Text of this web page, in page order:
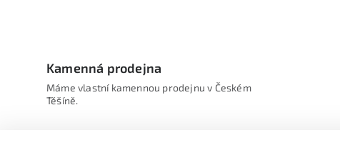
Kamenná prodejna
Máme vlastní kamennou prodejnu v Českém
Těšíně.